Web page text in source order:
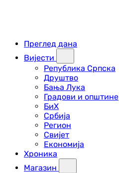
Преглед дана
Вијести
Република Српска
Друштво
Бања Лука
Градови и општине
БиХ
Србија
Регион
Свијет
Економија
Хроника
Магазин